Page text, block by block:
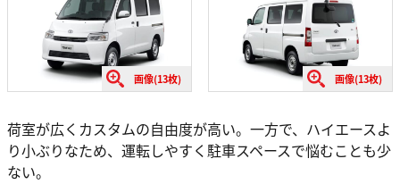
画像(13枚) 画像(13枚)
荷室が広くカスタムの自由度が高い。一方で、ハイエースよ
り小ぶりなため、運転しやすく駐車スペースで悩むことも少
ない。